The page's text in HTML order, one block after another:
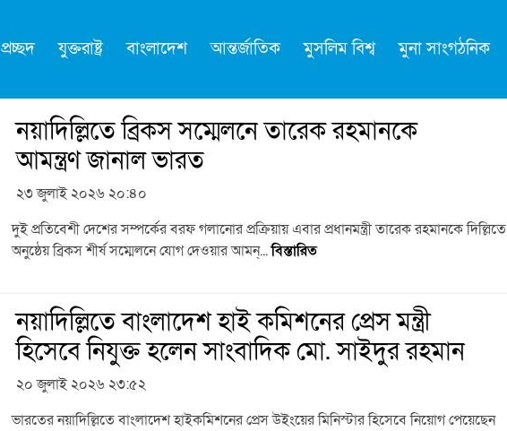
প্রচ্ছদ যুক্তরাষ্ট্র বাংলাদেশ আন্তর্জাতিক মুসলিম বিশ্ব মুনা সাংগঠনিক
নয়াদিল্লিতে ব্রিকস সম্মেলনে তারেক রহমানকে
আমন্ত্রণ জানাল ভারত
২৩ জুলাই ২০২৬ ২০:৪০
দুই প্রতিবেশী দেশের সম্পর্কের বরফ গলানোর প্রক্রিয়ায় এবার প্রধানমন্ত্রী তারেক রহমানকে দিল্লিতে
অনুষ্ঠেয় ব্রিকস শীর্ষ সম্মেলনে যোগ দেওয়ার আমন্...বিস্তারিত
নয়াদিল্লিতে বাংলাদেশ হাই কমিশনের প্রেস মন্ত্রী
হিসেবে নিযুক্ত হলেন সাংবাদিক মো. সাইদুর রহমান
২০ জুলাই ২০২৬ ২৩:৫২
ভারতের নয়াদিল্লিতে বাংলাদেশ হাইকমিশনের প্রেস উইংয়ের মিনিস্টার হিসেবে নিয়োগ পেয়েছেন